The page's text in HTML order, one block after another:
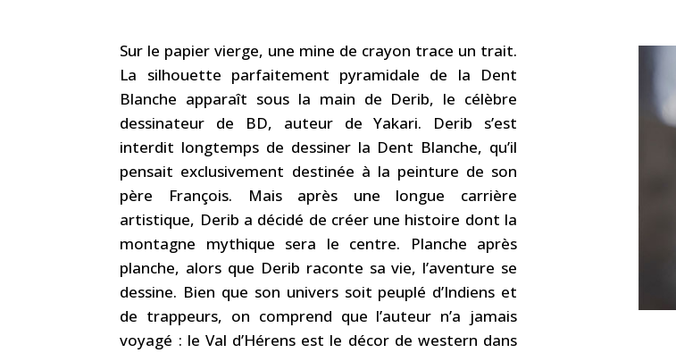
Sur le papier vierge, une mine de crayon trace un trait.
La silhouette parfaitement pyramidale de la Dent
Blanche apparaît sous la main de Derib, le célèbre
dessinateur de BD, auteur de Yakari. Derib s’est
interdit longtemps de dessiner la Dent Blanche, qu’il
pensait exclusivement destinée à la peinture de son
père François. Mais après une longue carrière
artistique, Derib a décidé de créer une histoire dont la
montagne mythique sera le centre. Planche après
planche, alors que Derib raconte sa vie, l’aventure se
dessine. Bien que son univers soit peuplé d’Indiens et
de trappeurs, on comprend que l’auteur n’a jamais
voyagé : le Val d’Hérens est le décor de western dans